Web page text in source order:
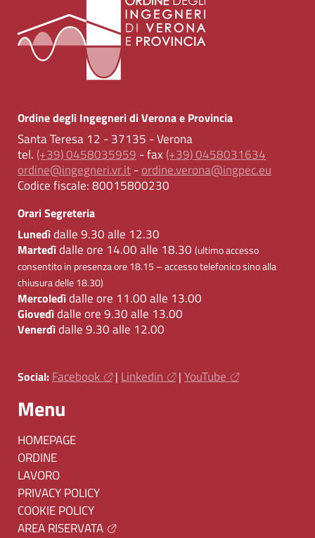
Ordine degli Ingegneri di Verona e Provincia
Santa Teresa 12 - 37135 - Verona
tel. (+39) 0458035959 - fax (+39) 0458031634
ordine@ingegneri.vr.it-ordine.verona@ingpec.eu
Codice fiscale:80015800230
Orari Segreteria
Lunedìdalle 9.30 alle 12.30
Martedìdalle ore 14.00 alle 18.30 (ultimo accesso
consentito in presenza ore 18.15 – accesso telefonico sino alla
chiusura delle 18.30)
Mercoledìdalle ore 11.00 alle 13.00
Giovedìdalle ore 9.30 alle 13.00
Venerdìdalle 9.30 alle 12.00
Social: Facebook | Linkedin | YouTube
Menu
HOMEPAGE
ORDINE
LAVORO
PRIVACY POLICY
COOKIE POLICY
AREA RISERVATA